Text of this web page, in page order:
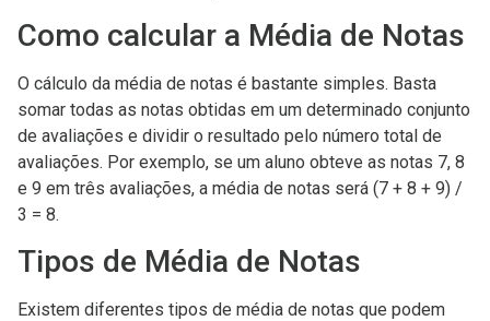
Como calcular a Média de Notas
O cálculo da média de notas é bastante simples. Basta
somar todas as notas obtidas em um determinado conjunto
de avaliações e dividir o resultado pelo número total de
avaliações. Por exemplo, se um aluno obteve as notas 7, 8
e 9 em três avaliações, a média de notas será (7 + 8 + 9) /
3 = 8.
Tipos de Média de Notas
Existem diferentes tipos de média de notas que podem